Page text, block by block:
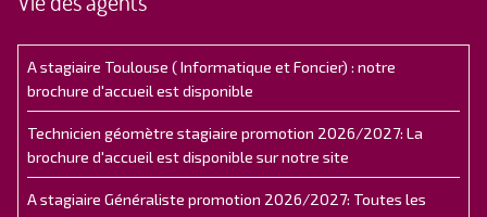
A stagiaire Toulouse ( Informatique et Foncier) : notre
brochure d'accueil est disponible
Technicien géomètre stagiaire promotion 2026/2027: La
brochure d'accueil est disponible sur notre site
A stagiaire Généraliste promotion 2026/2027: Toutes les